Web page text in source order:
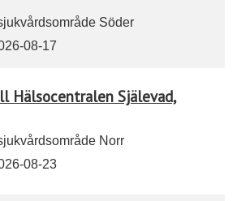
Söder
08-17
Hälsocentralen Själevad,
Norr
08-23